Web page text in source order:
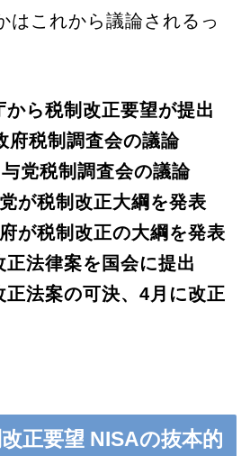
はこれから議論されるっ
ら税制改正要望が提出
府税制調査会の議論
党税制調査会の議論
が税制改正大綱を発表
が税制改正の大綱を発表
法律案を国会に提出
正法案の可決、4月に改正
正要望 NISAの抜本的